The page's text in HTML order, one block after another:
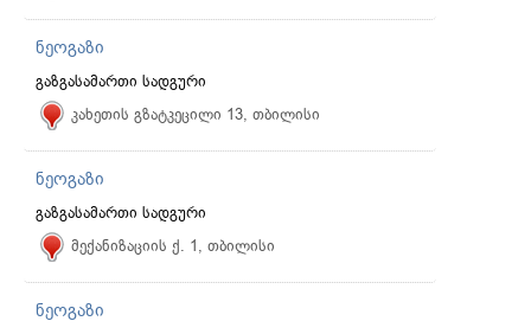
ნეოგაზი
გაზგასამართი სადგური
კახეთის გზატკეცილი 13, თბილისი
ნეოგაზი
გაზგასამართი სადგური
მექანიზაციის ქ. 1, თბილისი
ნეოგაზი